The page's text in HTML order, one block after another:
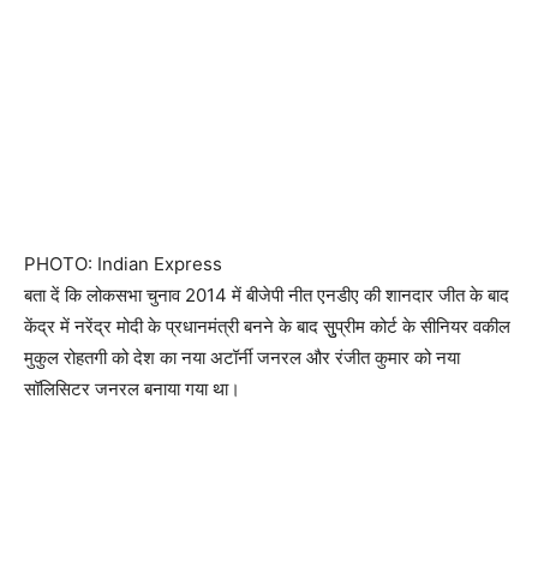
PHOTO: Indian Express
बता दें कि लोकसभा चुनाव 2014 में बीजेपी नीत एनडीए की शानदार जीत के बाद
केंद्र में नरेंद्र मोदी के प्रधानमंत्री बनने के बाद सुुप्रीम कोर्ट के सीनियर वकील
मुकुल रोहतगी को देश का नया अटॉर्नी जनरल और रंजीत कुमार को नया
सॉलिसिटर जनरल बनाया गया था।